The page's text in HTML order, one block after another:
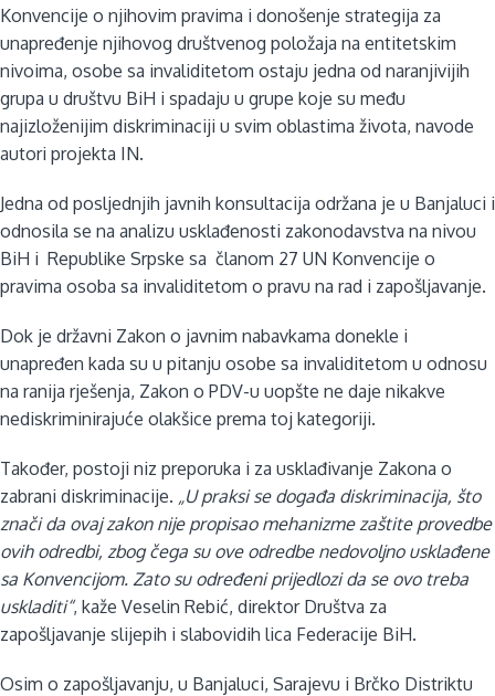
Konvencije o njihovim pravima i donošenje strategija za
unapređenje njihovog društvenog položaja na entitetskim
nivoima, osobe sa invaliditetom ostaju jedna od naranjivijih
grupa u društvu BiH i spadaju u grupe koje su među
najizloženijim diskriminaciji u svim oblastima života, navode
autori projekta IN.
Jedna od posljednjih javnih konsultacija održana je u Banjaluci i
odnosila se na analizu usklađenosti zakonodavstva na nivou
BiH i Republike Srpske sa članom 27 UN Konvencije o
pravima osoba sa invaliditetom o pravu na rad i zapošljavanje.
Dok je državni Zakon o javnim nabavkama donekle i
unapređen kada su u pitanju osobe sa invaliditetom u odnosu
na ranija rješenja, Zakon o PDV-u uopšte ne daje nikakve
nediskriminirajuće olakšice prema toj kategoriji.
Također, postoji niz preporuka i za usklađivanje Zakona o
zabrani diskriminacije. „U praksi se događa diskriminacija, što
znači da ovaj zakon nije propisao mehanizme zaštite provedbe
ovih odredbi, zbog čega su ove odredbe nedovoljno usklađene
sa Konvencijom. Zato su određeni prijedlozi da se ovo treba
uskladiti“, kaže Veselin Rebić, direktor Društva za
zapošljavanje slijepih i slabovidih lica Federacije BiH.
Osim o zapošljavanju, u Banjaluci, Sarajevu i Brčko Distriktu